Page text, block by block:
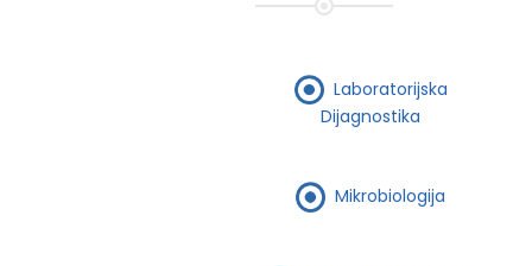
Laboratorijska
Dijagnostika
Mikrobiologija